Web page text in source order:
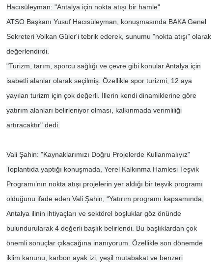
Hacısüleyman: "Antalya için nokta atışı bir hamle"
ATSO Başkanı Yusuf Hacısüleyman, konuşmasında BAKA Genel
Sekreteri Volkan Güler'i tebrik ederek, sunumu "nokta atışı" olarak
değerlendirdi.
"Turizm, tarım, sporcu sağlığı ve çevre gibi konular Antalya için
isabetli alanlar olarak seçilmiş. Özellikle spor turizmi, 12 aya
yayılan turizm için çok değerli. İllerin kendi dinamiklerine göre
yatırım alanları belirleniyor olması, kalkınmada verimliliği
artıracaktır" dedi.
Vali Şahin: "Kaynaklarımızı Doğru Projelerde Kullanmalıyız"
Toplantıda yaptığı konuşmada, Yerel Kalkınma Hamlesi Teşvik
Programı’nın nokta atışı projelerin yer aldığı bir teşvik programı
olduğunu ifade eden Vali Şahin, “Yatırım programı kapsamında,
Antalya ilinin ihtiyaçları ve sektörel boşluklar göz önünde
bulundurularak 4 değerli başlık belirlendi. Bu başlıklardan çok
önemli sonuçlar çıkacağına inanıyorum. Özellikle son dönemde
iklim kanunu, karbon ayak izi, yeşil mutabakat ve benzeri